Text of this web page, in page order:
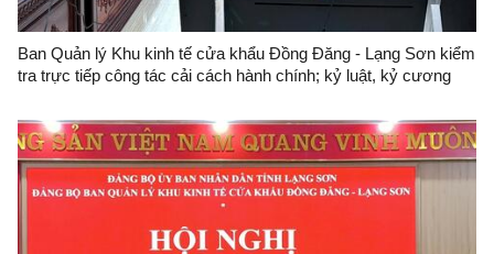
Ban Quản lý Khu kinh tế cửa khẩu Đồng Đăng - Lạng Sơn kiểm
tra trực tiếp công tác cải cách hành chính; kỷ luật, kỷ cương